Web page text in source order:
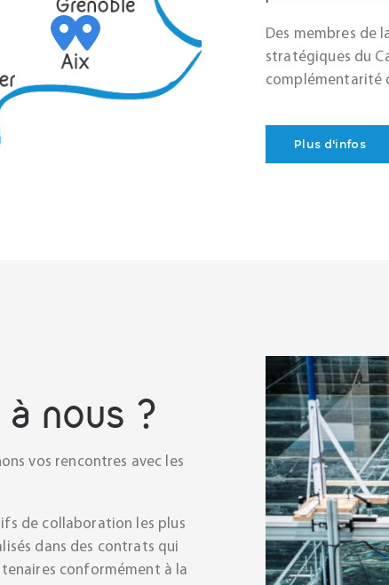
Des membres de
stratégiques du
complémentarité
Plus d'infos
à nous ?
vos rencontres avec les
de collaboration les plus
dans des contrats qui
conformément à la